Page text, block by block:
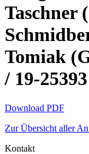
Taschner
Tomiak
/ 19-25393
Download PDF
Zur Übersicht aller
Kontakt